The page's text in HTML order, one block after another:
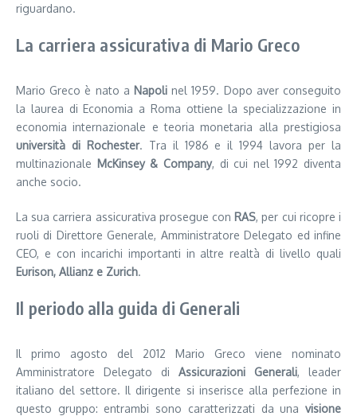
riguardano.
La carriera assicurativa di Mario Greco
Mario Greco è nato a Napoli nel 1959. Dopo aver conseguito
la laurea di Economia a Roma ottiene la specializzazione in
economia internazionale e teoria monetaria alla prestigiosa
università di Rochester. Tra il 1986 e il 1994 lavora per la
multinazionale McKinsey & Company, di cui nel 1992 diventa
anche socio.
La sua carriera assicurativa prosegue con RAS, per cui ricopre i
ruoli di Direttore Generale, Amministratore Delegato ed infine
CEO, e con incarichi importanti in altre realtà di livello quali
Eurison, Allianz e Zurich.
Il periodo alla guida di Generali
Il primo agosto del 2012 Mario Greco viene nominato
Amministratore Delegato di Assicurazioni Generali, leader
italiano del settore. Il dirigente si inserisce alla perfezione in
questo gruppo: entrambi sono caratterizzati da una visione